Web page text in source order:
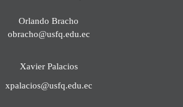
Orlando Bracho
obracho@usfq.edu.ec
Xavier Palacios
xpalacios@usfq.edu.ec